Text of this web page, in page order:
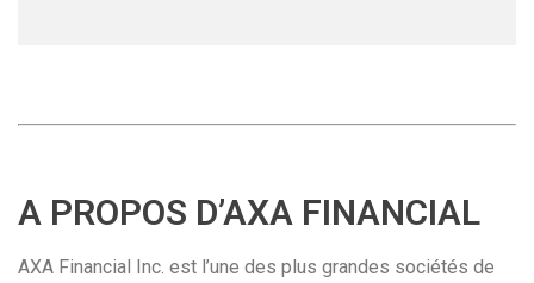
A PROPOS D’AXA FINANCIAL
AXA Financial Inc. est l’une des plus grandes sociétés de